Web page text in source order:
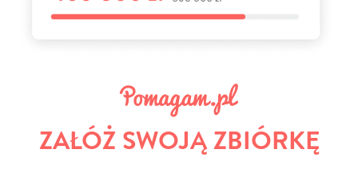
ZAŁÓŻ SWOJĄ ZBIÓRKĘ